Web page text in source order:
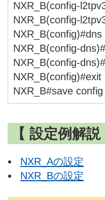
NXR_B(config-
NXR_B(config-
NXR_B(config)#dns
NXR_B(config-
NXR_B(config-
NXR_B(config)#exit
NXR_B#save config
【 設定例解説
NXR_Aの設定
NXR_Bの設定